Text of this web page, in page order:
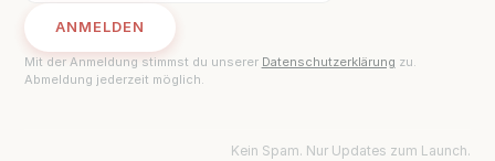
ANMELDEN
Mit der Anmeldung stimmst du unserer Datenschutzerklärung zu.
Abmeldung jederzeit möglich.
Kein Spam. Nur Updates zum Launch.